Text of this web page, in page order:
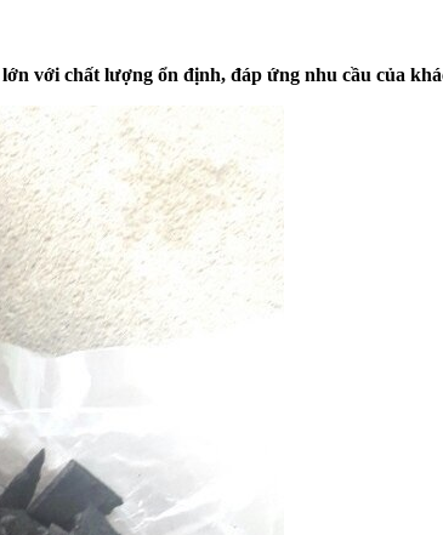
với chất lượng ổn định, đáp ứng nhu cầu của